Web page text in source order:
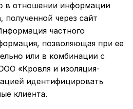
в отношении информации
полученной через сайт
частного
позволяющая при ее
или в комбинации с
«Кровля и изоляция-
идентифицировать
клиента.